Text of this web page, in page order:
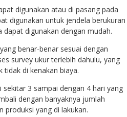
digunakan atau di pasang pada
digunakan untuk jendela berukuran
digunakan dengan mudah.
benar-benar sesuai dengan
survey ukur terlebih dahulu, yang
tidak di kenakan biaya.
sekitar 3 sampai dengan 4 hari yang
dengan banyaknya jumlah
produksi yang di lakukan.